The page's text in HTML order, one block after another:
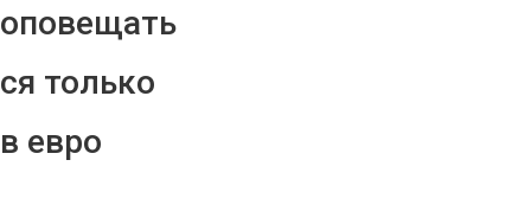
оповещать
ся только
в евро